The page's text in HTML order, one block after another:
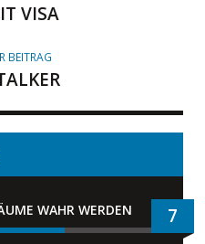
VISA
BEITRAG
WAHR WERDEN 7